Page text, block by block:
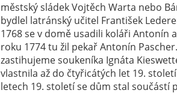
městský sládek Vojtěch Warta nebo
bydlel latránský učitel František
1768 se v domě usadili koláři Antonín
roku 1774 tu žil pekař Antonín
zastihujeme soukeníka Ignáta
vlastnila až do čtyřicátých let 19.
letech 19. století se dům stal součástí